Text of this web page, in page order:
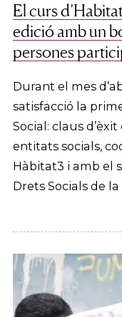
El curs
edició amb un
persones
Durant el mes
satisfacció la
Social: claus
entitats socials,
Hàbitat3 i amb el
Drets Socials de